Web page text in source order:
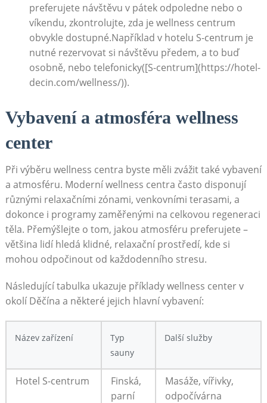
preferujete návštěvu‌ v‌ pátek odpoledne nebo ‍o
víkendu, zkontrolujte, zda ‌je wellness centrum
obvykle dostupné.Například v hotelu S-centrum ​je
nutné rezervovat si návštěvu předem, a to buď⁤
osobně,‍ nebo telefonicky([S-centrum](https://hotel-
decin.com/wellness/)).
Vybavení⁢ a ⁢atmosféra ⁢wellness
center
Při výběru wellness ⁢centra byste ​měli‍ zvážit také ⁣vybavení
a atmosféru. Moderní wellness centra často disponují
různými relaxačními zónami, venkovními terasami,⁢ a
dokonce ‍i programy ‍zaměřenými na celkovou regeneraci
těla. Přemýšlejte o tom, jakou atmosféru preferujete‍ –‍
většina ⁤lidí​ hledá‌ klidné, relaxační prostředí, kde si
mohou odpočinout​ od každodenního stresu.
Následující⁢ tabulka ukazuje příklady wellness center v​
okolí Děčína a některé jejich hlavní⁣ vybavení:
Název zařízení
Typ
sauny
Další služby
Hotel⁤ S-centrum
Finská,
parní
Masáže, vířivky,
odpočívárna